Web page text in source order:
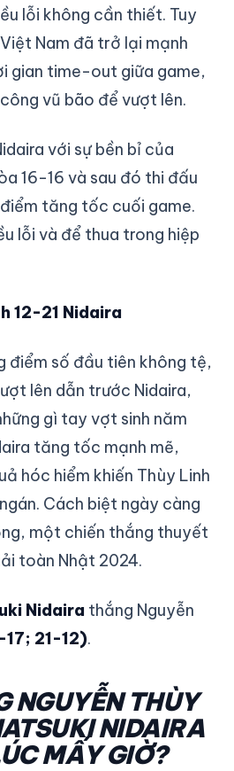
lỗi không cần thiết. Tuy
Nam đã trở lại mạnh
gian time-out giữa game,
vũ bão để vượt lên.
với sự bền bỉ của
16-16 và sau đó thi đấu
tăng tốc cuối game.
lỗi và để thua trong hiệp
12-21 Nidaira
điểm số đầu tiên không tệ,
lên dẫn trước Nidaira,
gì tay vợt sinh năm
tăng tốc mạnh mẽ,
hóc hiểm khiến Thùy Linh
Cách biệt ngày càng
một chiến thắng thuyết
toàn Nhật 2024.
Nidaira thắng Nguyễn
21-12).
NGUYỄN THÙY
NIDAIRA
MẤY GIỜ?